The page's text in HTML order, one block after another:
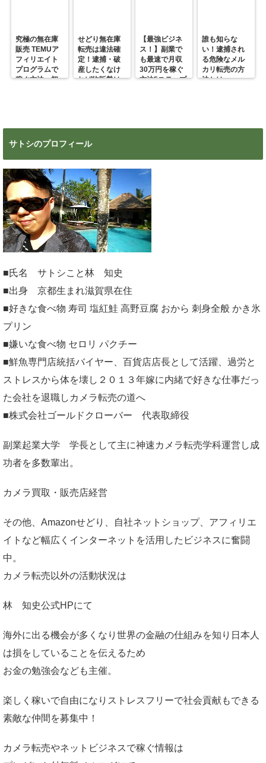
究極の無在庫
販売 TEMUア
フィリエイト
プログラムで
稼ぐ方法 初
せどり無在庫
転売は違法確
定！逮捕・破
産したくなけ
れば物販勢は
【最強ビジネ
ス！】副業で
も最速で月収
30万円を稼ぐ
方法5ステップ
誰も知らな
い！逮捕され
る危険なメル
カリ転売の方
法とは
サトシのプロフィール
■氏名 サトシこと林 知史
■出身 京都生まれ滋賀県在住
■好きな食べ物 寿司 塩紅鮭 高野豆腐 おから 刺身全般 かき氷
プリン
■嫌いな食べ物 セロリ パクチー
■鮮魚専門店統括バイヤー、百貨店店長として活躍、過労と
ストレスから体を壊し２０１３年嫁に内緒で好きな仕事だっ
た会社を退職しカメラ転売の道へ
■株式会社ゴールドクローバー 代表取締役
副業起業大学 学長として主に神速カメラ転売学科運営し成
功者を多数輩出。
カメラ買取・販売店経営
その他、Amazonせどり、自社ネットショップ、アフィリエ
イトなど幅広くインターネットを活用したビジネスに奮闘
中。
カメラ転売以外の活動状況は
林 知史公式HPにて
海外に出る機会が多くなり世界の金融の仕組みを知り日本人
は損をしていることを伝えるため
お金の勉強会なども主催。
楽しく稼いで自由になりストレスフリーで社会貢献もできる
素敵な仲間を募集中！
カメラ転売やネットビジネスで稼ぐ情報は